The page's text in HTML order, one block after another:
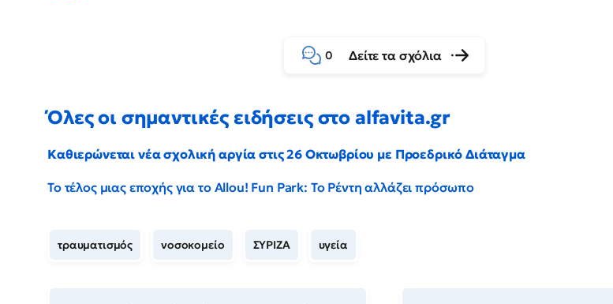
0 Δείτε τα σχόλια
Όλες οι σημαντικές ειδήσεις στο alfavita.gr
Καθιερώνεται νέα σχολική αργία στις 26 Οκτωβρίου με Προεδρικό Διάταγμα
Το τέλος μιας εποχής για το Allou! Fun Park: Το Ρέντη αλλάζει πρόσωπο
τραυματισμός νοσοκομείο ΣΥΡΙΖΑ υγεία